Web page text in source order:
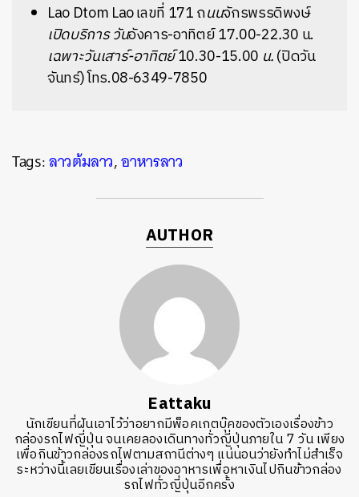
Lao Dtom Lao เลขที่ 171 ถนนจักรพรรดิพงษ์
เปิดบริการวันอังคาร-อาทิตย์ 17.00-22.30 น.
เฉพาะวันเสาร์-อาทิตย์10.30-15.00 น.(ปิดวัน
จันทร์) โทร.08-6349-7850
Tags:ลาวต้มลาว,อาหารลาว
AUTHOR
Eattaku
นักเขียนที่ฝันเอาไว้ว่าอยากมีพ็อคเกตบุ๊คของตัวเองเรื่องข้าว
กล่องรถไฟญี่ปุ่น จนเคยลองเดินทางทั่วญี่ปุ่นภายใน 7 วัน เพียง
เพื่อกินข้าวกล่องรถไฟตามสถานีต่างๆ แน่นอนว่ายังทำไม่สำเร็จ
ระหว่างนี้เลยเขียนเรื่องเล่าของอาหารเพื่อหาเงินไปกินข้าวกล่อง
รถไฟทั่วญี่ปุ่นอีกครั้ง